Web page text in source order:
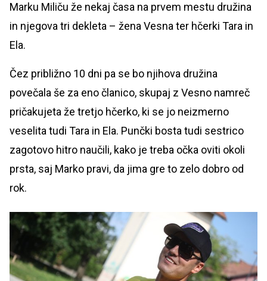
Marku Miliču že nekaj časa na prvem mestu družina
in njegova tri dekleta – žena Vesna ter hčerki Tara in
Ela.
Čez približno 10 dni pa se bo njihova družina
povečala še za eno članico, skupaj z Vesno namreč
pričakujeta že tretjo hčerko, ki se jo neizmerno
veselita tudi Tara in Ela. Punčki bosta tudi sestrico
zagotovo hitro naučili, kako je treba očka oviti okoli
prsta, saj Marko pravi, da jima gre to zelo dobro od
rok.